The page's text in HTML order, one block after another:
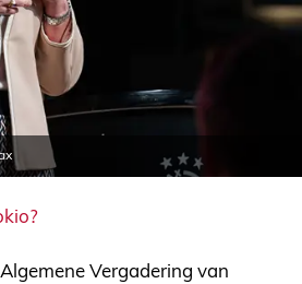
Vergadering van